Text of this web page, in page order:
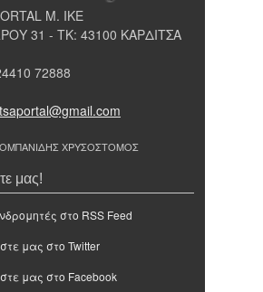
Μ. ΙΚΕ
31 - ΤΚ: 43100 ΚΑΡΔΙΤΣΑ
72888
ΧΡΥΣΟΣΤΟΜΟΣ
μας!
στο RSS Feed
μας στο Twitter
μας στο Facebook